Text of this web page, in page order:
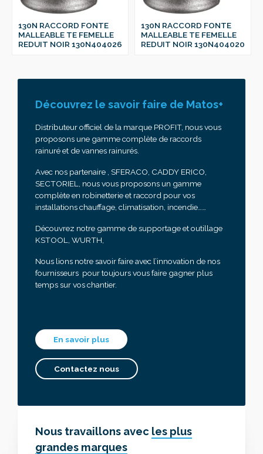
130N RACCORD FONTE
MALLEABLE TE FEMELLE
REDUIT NOIR 130N404026
130N RACCORD FONTE
MALLEABLE TE FEMELLE
REDUIT NOIR 130N404020
Découvrez le savoir faire de Matos+
Distributeur officiel de la marque PROFIT, nous vous
proposons une gamme complète de raccords
rainuré et de vannes rainurés.
Avec nos partenaire , SFERACO, CADDY ERICO,
SECTORIEL, nous vous proposons un gamme
complète en robinetterie et raccord pour vos
installations chauffage, climatisation, incendie……
Découvrez notre gamme de supportage et outillage
KSTOOL, WURTH,
Nous lions notre savoir faire avec l’innovation de nos
fournisseurs pour toujours vous faire gagner plus
temps sur vos chantier.
En savoir plus
Contactez nous
Nous travaillons avec les plus
grandes marques